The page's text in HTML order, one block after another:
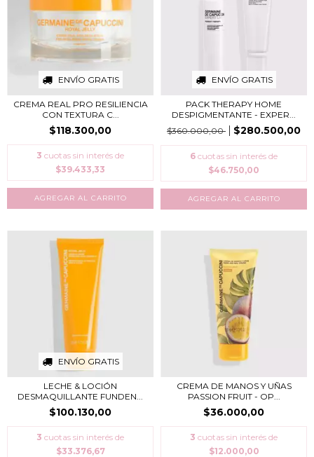
ENVÍO GRATIS
CREMA REAL PRO RESILIENCIA
CON TEXTURA C...
$118.300,00
3 cuotas sin interés de
$39.433,33
ENVÍO GRATIS
PACK THERAPY HOME
DESPIGMENTANTE - EXPER...
$360.000,00
$280.500,00
6 cuotas sin interés de
$46.750,00
ENVÍO GRATIS
LECHE & LOCIÓN
DESMAQUILLANTE FUNDEN...
$100.130,00
3 cuotas sin interés de
$33.376,67
CREMA DE MANOS Y UÑAS
PASSION FRUIT - OP...
$36.000,00
3 cuotas sin interés de
$12.000,00